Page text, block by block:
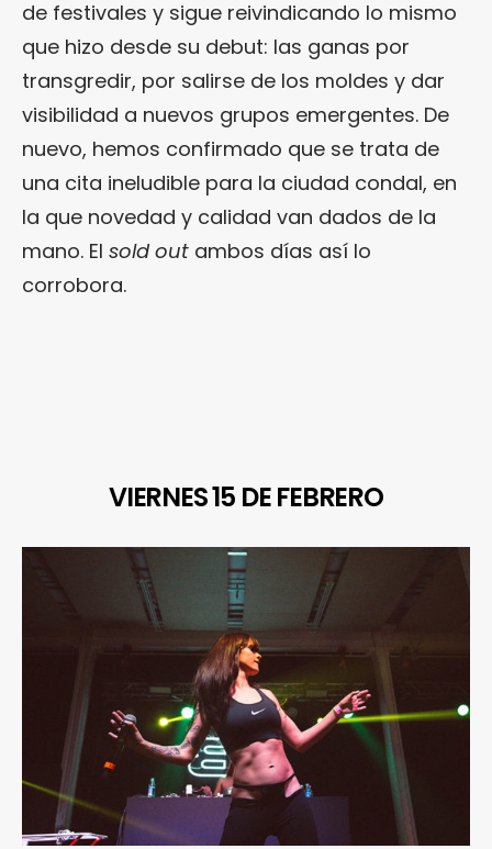
de festivales y sigue reivindicando lo mismo
que hizo desde su debut: las ganas por
transgredir, por salirse de los moldes y dar
visibilidad a nuevos grupos emergentes. De
nuevo, hemos confirmado que se trata de
una cita ineludible para la ciudad condal, en
la que novedad y calidad van dados de la
mano. El sold out ambos días así lo
corrobora.
VIERNES 15 DE FEBRERO